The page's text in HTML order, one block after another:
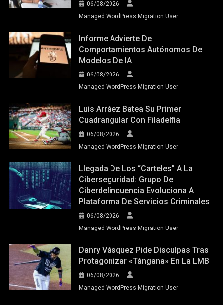
06/08/2026
Managed WordPress Migration User
Informe Advierte De
Comportamientos Autónomos De
Modelos De IA
06/08/2026
Managed WordPress Migration User
Luis Arráez Batea Su Primer
Cuadrangular Con Filadelfia
06/08/2026
Managed WordPress Migration User
Llegada De Los “carteles” A La
Ciberseguridad: Grupo De
Ciberdelincuencia Evoluciona A
Plataforma De Servicios Criminales
06/08/2026
Managed WordPress Migration User
Danry Vásquez Pide Disculpas Tras
Protagonizar «tángana» En La LMB
06/08/2026
Managed WordPress Migration User